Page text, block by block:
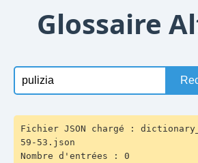
Glossaire
Fichier JSON chargé :
59-53.json
Nombre d'entrées : 0